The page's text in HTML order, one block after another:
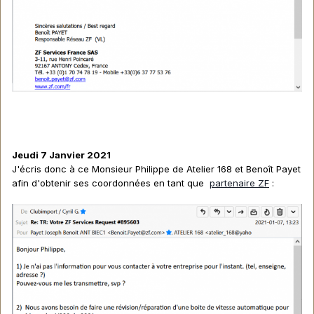
Jeudi 7 Janvier 2021
J'écris donc à ce Monsieur Philippe de Atelier 168 et Benoît Payet
afin d'obtenir ses coordonnées en tant que partenaire ZF :